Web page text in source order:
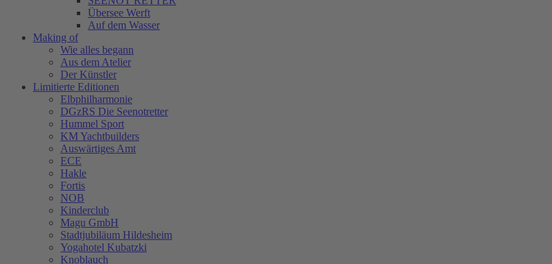
Übersee Werft
Auf dem Wasser
Making of
Wie alles begann
Aus dem Atelier
Der Künstler
Limitierte Editionen
Elbphilharmonie
DGzRS Die Seenotretter
Hummel Sport
KM Yachtbuilders
Auswärtiges Amt
ECE
Hakle
Fortis
NOB
Kinderclub
Magu GmbH
Stadtjubiläum Hildesheim
Yogahotel Kubatzki
Knoblauch